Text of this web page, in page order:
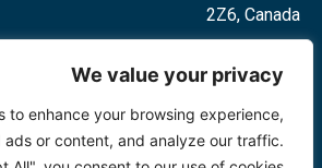
We value your privacy
to enhance your browsing experience,
ads or content, and analyze our traffic.
2Z6, Canada
Toronto, ON, M4W 3E2, Canada